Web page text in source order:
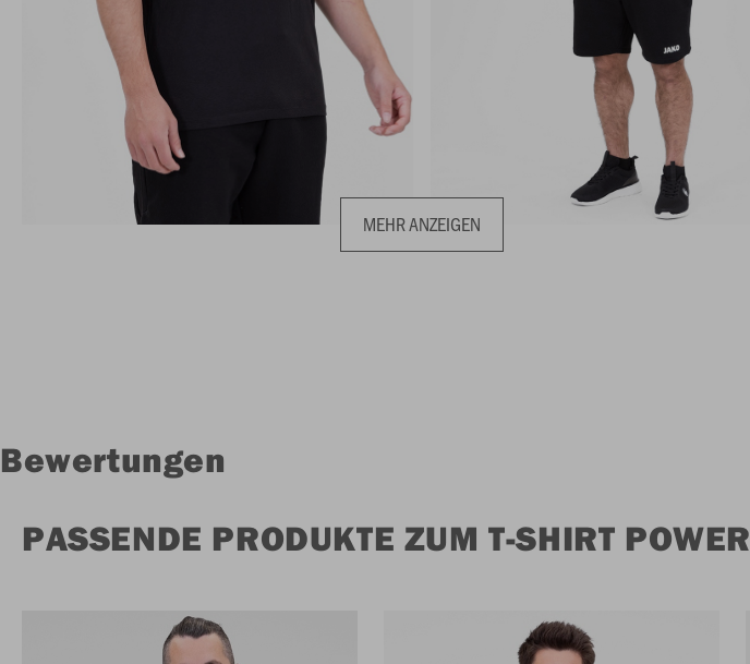
MEHR ANZEIGEN
Bewertungen
PASSENDE PRODUKTE ZUM T-SHIRT POWER